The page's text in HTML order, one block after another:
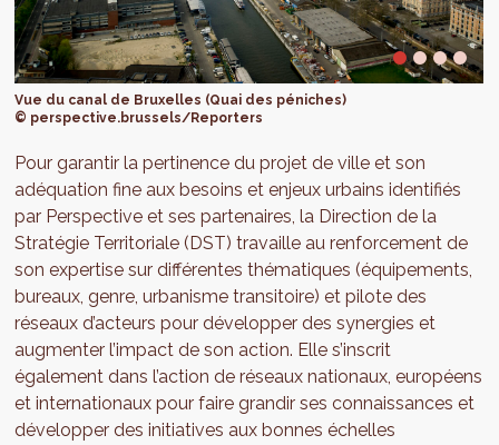
Vue du canal de Bruxelles (Quai des péniches)
© perspective.brussels/Reporters
Pour garantir la pertinence du projet de ville et son
adéquation fine aux besoins et enjeux urbains identifiés
par Perspective et ses partenaires, la Direction de la
Stratégie Territoriale (DST) travaille au renforcement de
son expertise sur différentes thématiques (équipements,
bureaux, genre, urbanisme transitoire) et pilote des
réseaux d’acteurs pour développer des synergies et
augmenter l’impact de son action. Elle s’inscrit
également dans l’action de réseaux nationaux, européens
et internationaux pour faire grandir ses connaissances et
développer des initiatives aux bonnes échelles